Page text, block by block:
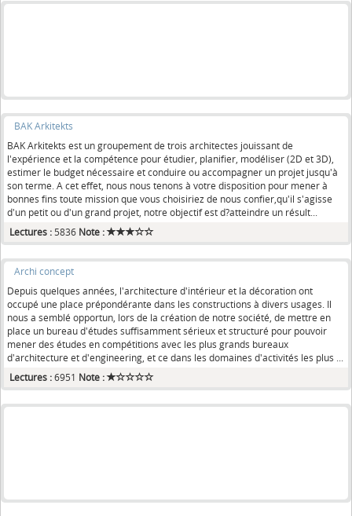
BAK Arkitekts
BAK Arkitekts est un groupement de trois architectes jouissant de
l'expérience et la compétence pour étudier, planifier, modéliser (2D et 3D),
estimer le budget nécessaire et conduire ou accompagner un projet jusqu'à
son terme. A cet effet, nous nous tenons à votre disposition pour mener à
bonnes fins toute mission que vous choisiriez de nous confier,qu'il s'agisse
d'un petit ou d'un grand projet, notre objectif est d?atteindre un résult...
Lectures :5836 Note :
Archi concept
Depuis quelques années, l'architecture d'intérieur et la décoration ont
occupé une place prépondérante dans les constructions à divers usages. Il
nous a semblé opportun, lors de la création de notre société, de mettre en
place un bureau d'études suffisamment sérieux et structuré pour pouvoir
mener des études en compétitions avec les plus grands bureaux
d'architecture et d'engineering, et ce dans les domaines d'activités les plus ...
Lectures :6951 Note :